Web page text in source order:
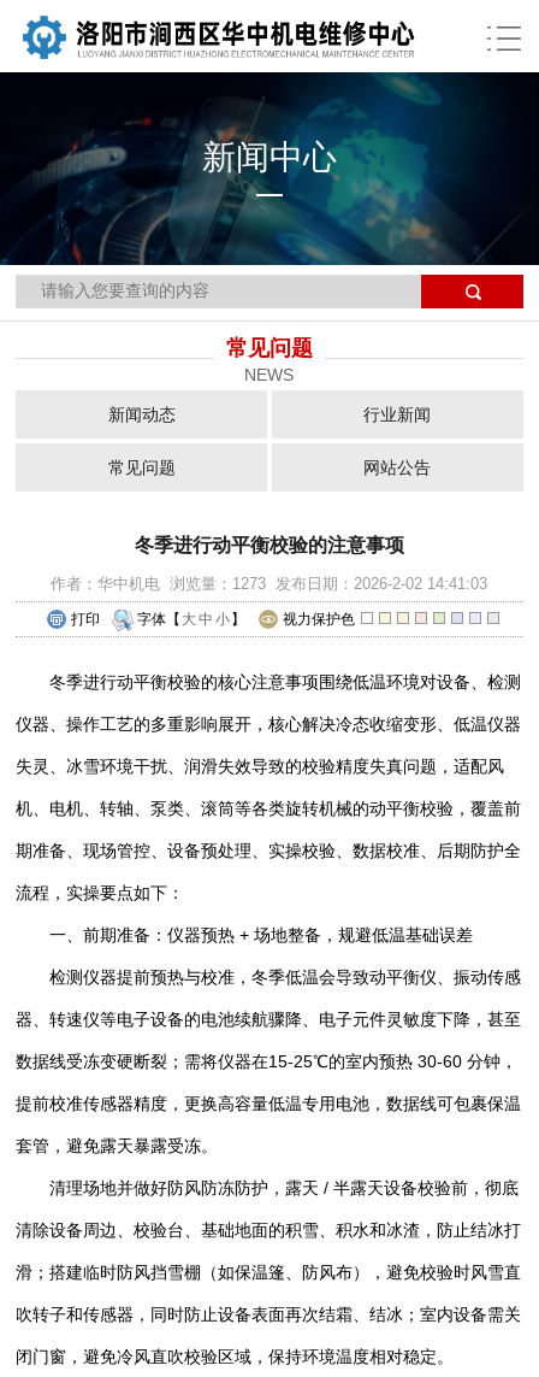
新闻中心
当前位置： 网站首页 >>
常见问题
NEWS
新闻动态 行业新闻
常见问题 网站公告
冬季进行动平衡校验的注意事项
作者：华中机电 浏览量：1273 发布日期：2026-2-02 14:41:03
打印 字体【 大中 小 】 视力保护色
冬季进行动平衡校验的核心注意事项围绕低温环境对设备、检测
仪器、操作工艺的多重影响展开，核心解决冷态收缩变形、低温仪器
失灵、冰雪环境干扰、润滑失效导致的校验精度失真问题，适配风
机、电机、转轴、泵类、滚筒等各类旋转机械的动平衡校验，覆盖前
期准备、现场管控、设备预处理、实操校验、数据校准、后期防护全
流程，实操要点如下：
一、前期准备：仪器预热 + 场地整备，规避低温基础误差
检测仪器提前预热与校准，冬季低温会导致动平衡仪、振动传感
器、转速仪等电子设备的电池续航骤降、电子元件灵敏度下降，甚至
数据线受冻变硬断裂；需将仪器在15-25℃的室内预热 30-60 分钟，
提前校准传感器精度，更换高容量低温专用电池，数据线可包裹保温
套管，避免露天暴露受冻。
清理场地并做好防风防冻防护，露天 / 半露天设备校验前，彻底
清除设备周边、校验台、基础地面的积雪、积水和冰渣，防止结冰打
滑；搭建临时防风挡雪棚（如保温篷、防风布），避免校验时风雪直
吹转子和传感器，同时防止设备表面再次结霜、结冰；室内设备需关
闭门窗，避免冷风直吹校验区域，保持环境温度相对稳定。